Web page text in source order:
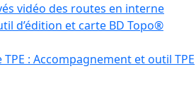
vidéo des routes en interne
d’édition et carte BD Topo®
: Accompagnement et outil TPE